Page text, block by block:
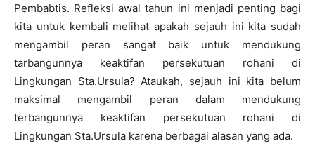
Pembabtis. Refleksi awal tahun ini menjadi penting bagi
kita untuk kembali melihat apakah sejauh ini kita sudah
mengambil peran sangat baik untuk mendukung
tarbangunnya keaktifan persekutuan rohani di
Lingkungan Sta.Ursula? Ataukah, sejauh ini kita belum
maksimal mengambil peran dalam mendukung
terbangunnya keaktifan persekutuan rohani di
Lingkungan Sta.Ursula karena berbagai alasan yang ada.